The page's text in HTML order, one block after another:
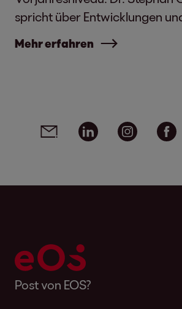
spricht über Entwicklungen
Mehr erfahren
Social Media Links - Artikel
Email Linkedin
Post von EOS?